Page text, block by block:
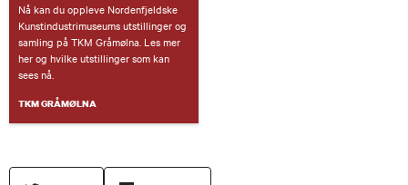
Nå kan du oppleve Nordenfjeldske
Kunstindustrimuseums utstillinger og
samling på TKM Gråmølna. Les mer
her og hvilke utstillinger som kan
sees nå.
TKM GRÅMØLNA